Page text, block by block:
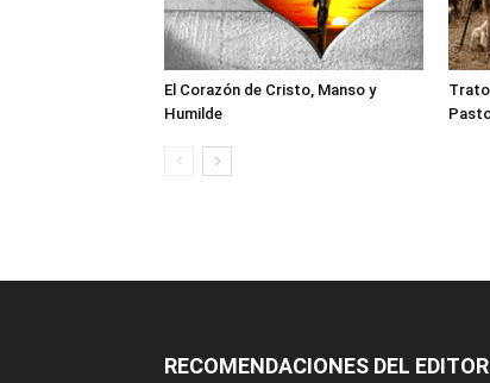
El Corazón de Cristo, Manso y
Humilde
RECOMENDACIONES DEL EDITOR